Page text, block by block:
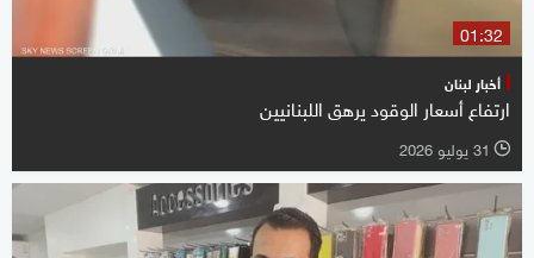
01:32
أخبار لبنان
ارتفاع أسعار الوقود يرهق اللبنانيين
l 31 يوليو 2026